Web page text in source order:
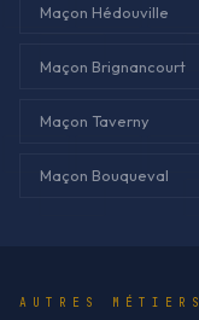
Maçon Hédouville
Maçon Brignancourt
Maçon Taverny
Maçon Bouqueval
AUTRES